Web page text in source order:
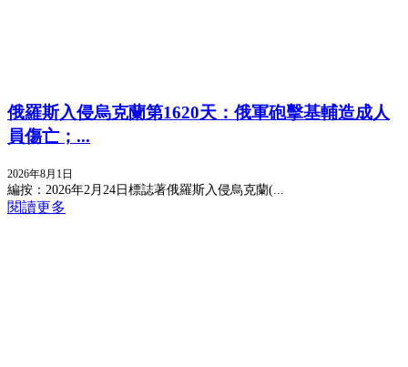
俄羅斯入侵烏克蘭第1620天：俄軍砲擊基輔造成人
員傷亡；...
2026年8月1日
編按：2026年2月24日標誌著俄羅斯入侵烏克蘭(...
閱讀更多